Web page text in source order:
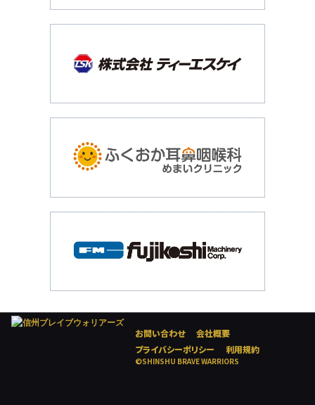
お問い合わせ
会社概要
プライバシーポリシー
利用規約
©SHINSHU BRAVE WARRIORS